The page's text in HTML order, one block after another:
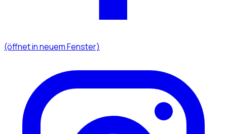
(öffnet in neuem Fenster)